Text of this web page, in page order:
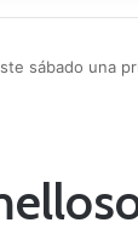
sábado una